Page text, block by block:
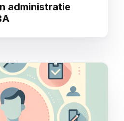
administratie